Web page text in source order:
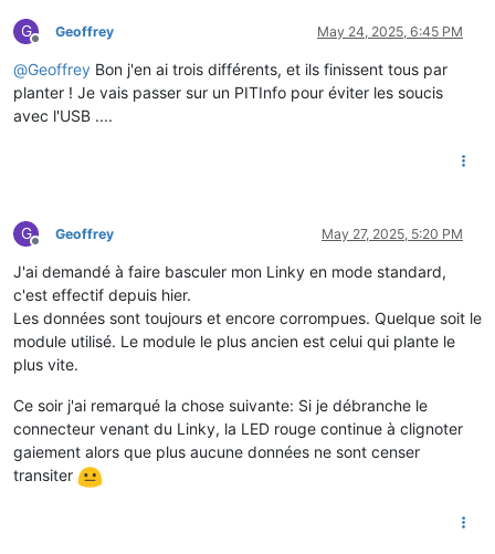
G
Offline
Geoffrey May 24, 2025, 6:45 PM
@Geoffrey Bon j'en ai trois différents, et ils finissent tous par
planter ! Je vais passer sur un PITInfo pour éviter les soucis
avec l'USB ....
G
Offline
Geoffrey May 27, 2025, 5:20 PM
J'ai demandé à faire basculer mon Linky en mode standard,
c'est effectif depuis hier.
Les données sont toujours et encore corrompues. Quelque soit le
module utilisé. Le module le plus ancien est celui qui plante le
plus vite.
Ce soir j'ai remarqué la chose suivante: Si je débranche le
connecteur venant du Linky, la LED rouge continue à clignoter
gaiement alors que plus aucune données ne sont censer
transiter